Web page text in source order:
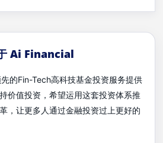
Ai Financial
的Fin-Tech高科技基金投资服务提供
价值投资，希望运用这套投资体系推
，让更多人通过金融投资过上更好的